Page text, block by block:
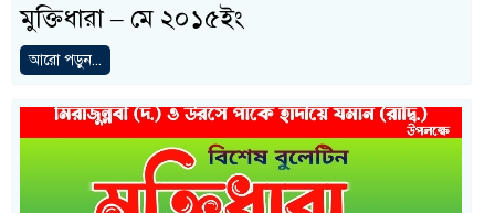
মুক্তিধারা – মে ২০১৫ইং
আরো পড়ুন...